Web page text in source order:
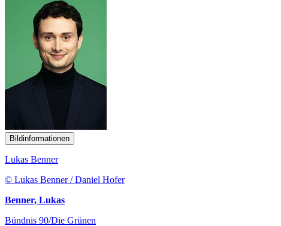
Bildinformationen
Lukas Benner
© Lukas Benner / Daniel Hofer
Benner, Lukas
Bündnis 90/Die Grünen